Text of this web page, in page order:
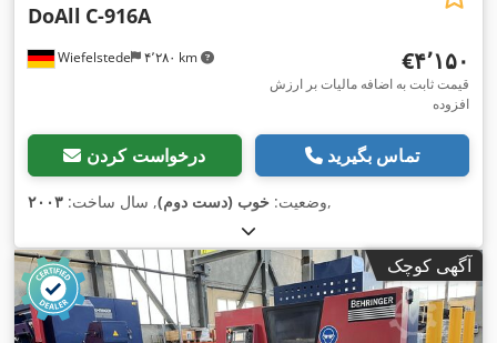
Wiefelstede ۴٬۲۸۰ km
DoAll C-916A
‎€۴٬۱۵۰
قیمت ثابت به اضافه مالیات بر ارزش
افزوده
درخواست کردن تماس بگیرید
وضعیت: خوب (دست دوم), سال ساخت: ۲۰۰۳ ,
آگهی کوچک